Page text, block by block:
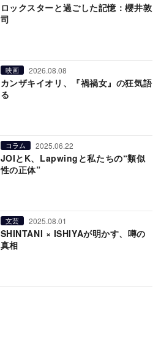
ロックスターと過ごした記憶：櫻井敦
司
映画 2026.08.08
カンザキイオリ、『禍禍女』の狂気語
る
コラム 2025.06.22
JOIとK、Lapwingと私たちの“類似
性の正体”
文芸 2025.08.01
SHINTANI × ISHIYAが明かす、噂の
真相